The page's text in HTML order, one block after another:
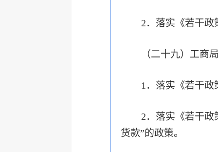
2．落实《若干
（二十九）工商
1．落实《若干
2．落实《若干
货款”的政策。